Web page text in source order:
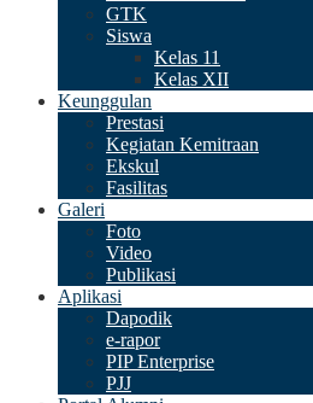
GTK
Siswa
Kelas 11
Kelas XII
Keunggulan
Prestasi
Kegiatan Kemitraan
Ekskul
Fasilitas
Galeri
Foto
Video
Publikasi
Aplikasi
Dapodik
e-rapor
PIP Enterprise
PJJ